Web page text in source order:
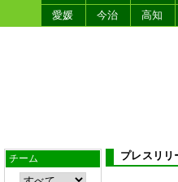
愛媛
今治 高知
チーム プレスリリ